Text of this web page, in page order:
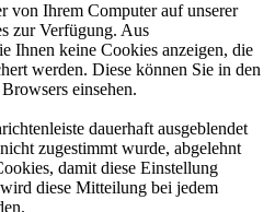
von Ihrem Computer auf unserer
zur Verfügung. Aus
Ihnen keine Cookies anzeigen, die
werden. Diese können Sie in den
einsehen.
dauerhaft ausgeblendet
zugestimmt wurde, abgelehnt
damit diese Einstellung
diese Mitteilung bei jedem